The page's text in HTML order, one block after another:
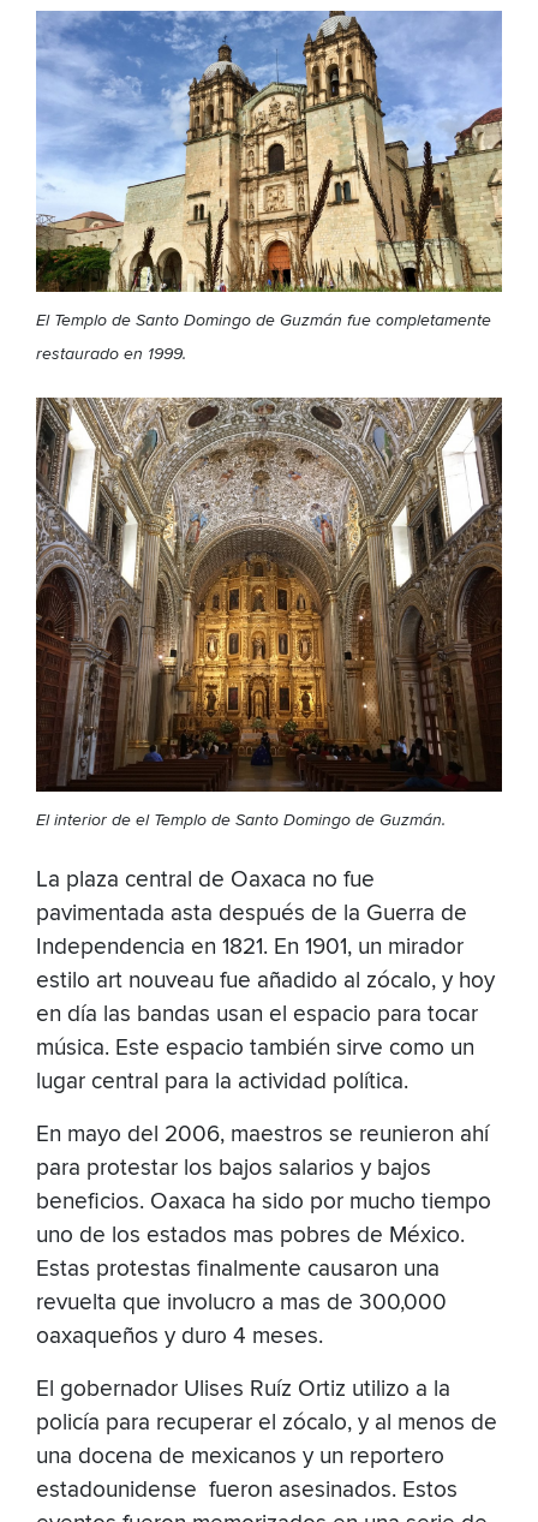
El Templo de Santo Domingo de Guzmán fue completamente
restaurado en 1999.
El interior de el Templo de Santo Domingo de Guzmán.
La plaza central de Oaxaca no fue
pavimentada asta después de la Guerra de
Independencia en 1821. En 1901, un mirador
estilo art nouveau fue añadido al zócalo, y hoy
en día las bandas usan el espacio para tocar
música. Este espacio también sirve como un
lugar central para la actividad política.
En mayo del 2006, maestros se reunieron ahí
para protestar los bajos salarios y bajos
beneficios. Oaxaca ha sido por mucho tiempo
uno de los estados mas pobres de México.
Estas protestas finalmente causaron una
revuelta que involucro a mas de 300,000
oaxaqueños y duro 4 meses.
El gobernador Ulises Ruíz Ortiz utilizo a la
policía para recuperar el zócalo, y al menos de
una docena de mexicanos y un reportero
estadounidense fueron asesinados. Estos